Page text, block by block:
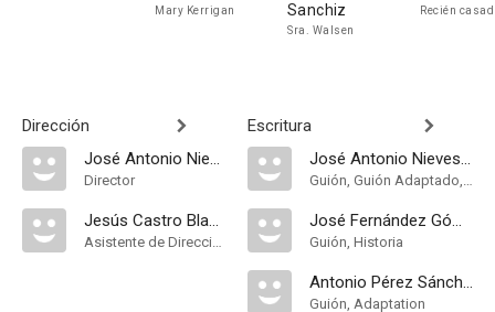
Mary Kerrigan
Sanchiz
Sra. Walsen
Recién
Dirección
José Antonio Nieves Conde
Director
Jesús Castro Blanco
Asistente de Dirección
Escritura
José Antonio Nieves Conde
Guión, Guión Adaptado, Adaptation
José Fernández Gómez
Guión, Historia
Antonio Pérez Sánchez
Guión, Adaptation